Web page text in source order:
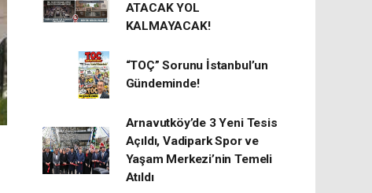
ATACAK YOL
KALMAYACAK!
“TOÇ” Sorunu İstanbul’un
Gündeminde!
Arnavutköy’de 3 Yeni Tesis
Açıldı, Vadipark Spor ve
Yaşam Merkezi’nin Temeli
Atıldı